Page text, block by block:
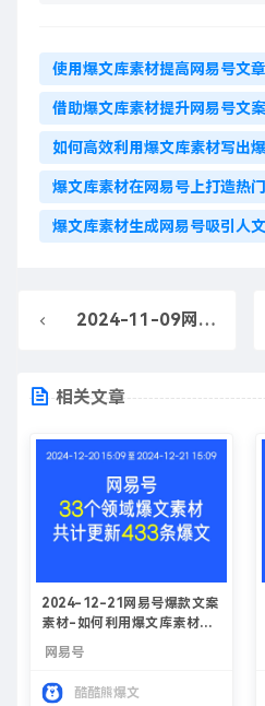
使用爆文库素材提高网易号文
借助爆文库素材提升网易号文
如何高效利用爆文库素材写出
爆文库素材在网易号上打造热
爆文库素材生成网易号吸引人
2024-11-09网易号爆款文案素材-如何使用爆文库素材创作网易号热门文章
相关文章
2024-12-21网易号爆款文案
素材-如何利用爆文库素材提
升网易号创作收益
网易号
酷酷熊爆文